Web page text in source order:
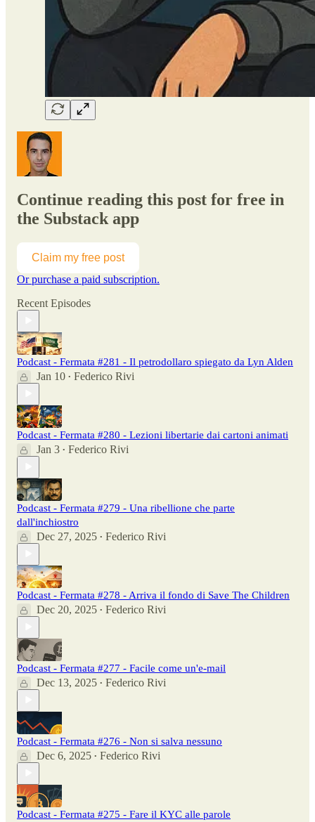
Continue reading this post for free in
the Substack app
Claim my free post
Or purchase a paid subscription.
Recent Episodes
Podcast - Fermata #281 - Il petrodollaro spiegato da Lyn Alden
Jan 10 • Federico Rivi
Podcast - Fermata #280 - Lezioni libertarie dai cartoni animati
Jan 3 • Federico Rivi
Podcast - Fermata #279 - Una ribellione che parte
dall'inchiostro
Dec 27, 2025 • Federico Rivi
Podcast - Fermata #278 - Arriva il fondo di Save The Children
Dec 20, 2025 • Federico Rivi
Podcast - Fermata #277 - Facile come un'e-mail
Dec 13, 2025 • Federico Rivi
Podcast - Fermata #276 - Non si salva nessuno
Dec 6, 2025 • Federico Rivi
Podcast - Fermata #275 - Fare il KYC alle parole